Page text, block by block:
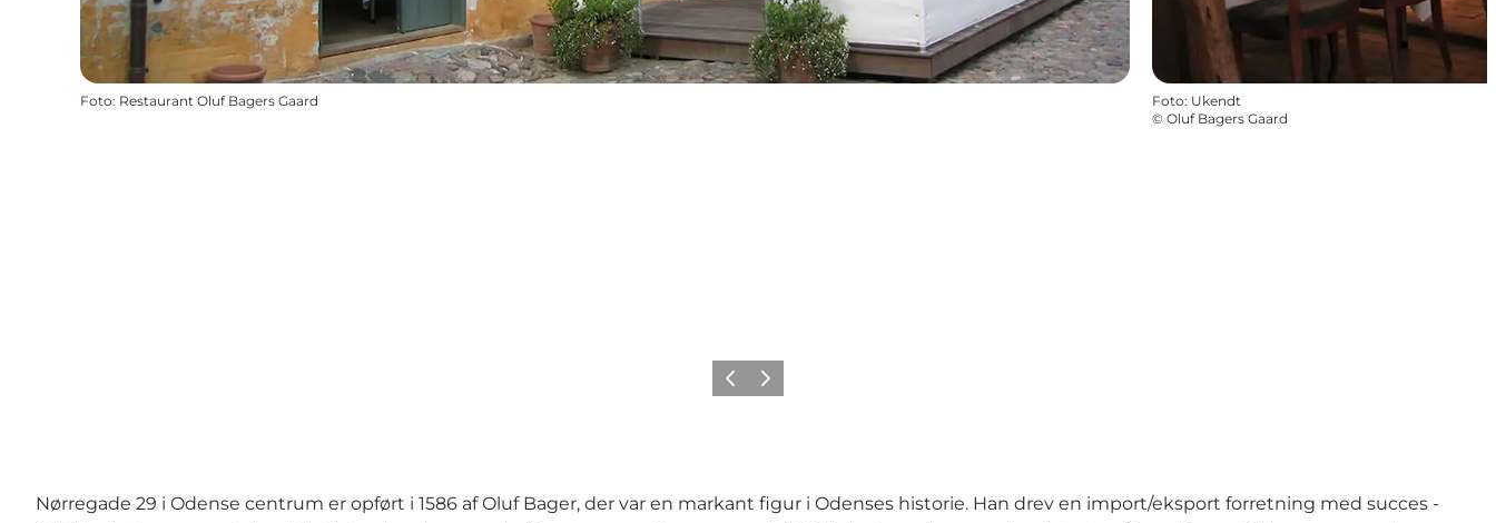
Foto: Restaurant Oluf Bagers Gaard Foto: Ukendt
© Oluf Bagers Gaard
ForrigeNæste
Nørregade 29 i Odense centrum er opført i 1586 af Oluf Bager, der var en markant figur i Odenses historie. Han drev en import/eksport forretning med succes -